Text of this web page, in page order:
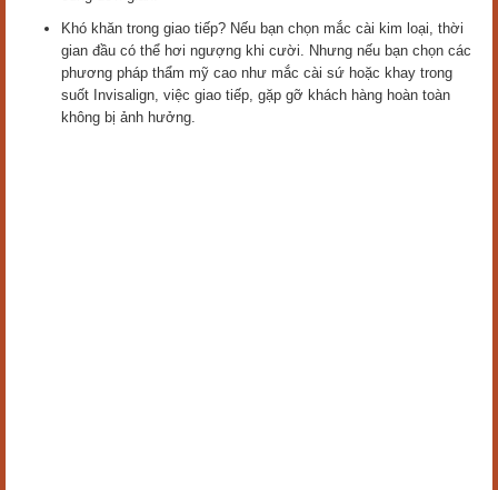
Khó khăn trong giao tiếp? Nếu bạn chọn mắc cài kim loại, thời
gian đầu có thể hơi ngượng khi cười. Nhưng nếu bạn chọn các
phương pháp thẩm mỹ cao như mắc cài sứ hoặc khay trong
suốt Invisalign, việc giao tiếp, gặp gỡ khách hàng hoàn toàn
không bị ảnh hưởng.